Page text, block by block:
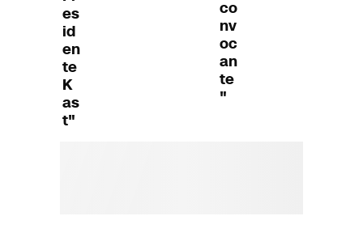
es
id
en
te
K
as
t"
co
nv
oc
an
te
"